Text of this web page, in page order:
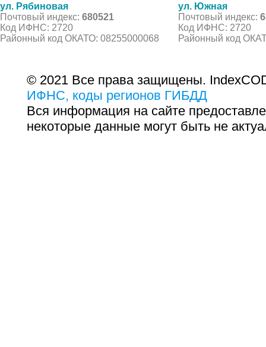
ул. Рябиновая
Почтовый индекс: 680521
Код ИФНС: 2720
Районный код ОКАТО: 08255000068
ул. Южная
Почтовый индекс:
Код ИФНС: 2720
Районный код
© 2021 Все права защищены.
ИФНС, коды регионов ГИБДД
Вся информация на сайте
некоторые данные могут быть не